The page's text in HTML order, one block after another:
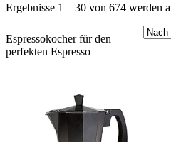
Ergebnisse 1 – 30 von 674 werden
Espressokocher für den
perfekten Espresso